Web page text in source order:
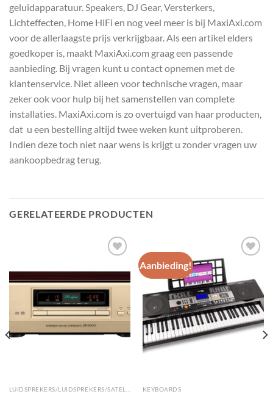
geluidapparatuur. Speakers, DJ Gear, Versterkers,
Lichteffecten, Home HiFi en nog veel meer is bij MaxiAxi.com
voor de allerlaagste prijs verkrijgbaar. Als een artikel elders
goedkoper is, maakt MaxiAxi.com graag een passende
aanbieding. Bij vragen kunt u contact opnemen met de
klantenservice. Niet alleen voor technische vragen, maar
zeker ook voor hulp bij het samenstellen van complete
installaties. MaxiAxi.com is zo overtuigd van haar producten,
dat u een bestelling altijd twee weken kunt uitproberen.
Indien deze toch niet naar wens is krijgt u zonder vragen uw
aankoopbedrag terug.
GERELATEERDE PRODUCTEN
Toevoegen
aan
wenslijst
LUIDSPREKERS/LUIDSPREKERS/SATELLIET EN SURROUND LUIDSPREKERS
Aanbieding!
Toevoegen
aan
wenslijst
KEYBOARDS